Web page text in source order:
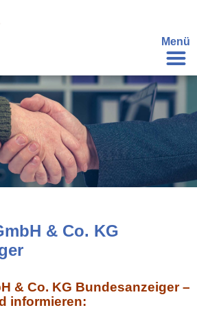
Menü
& Co. KG
& Co. KG Bundesanzeiger –
informieren: